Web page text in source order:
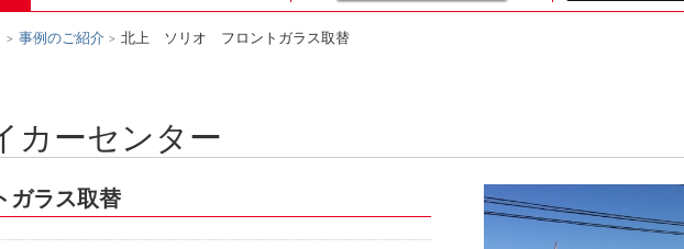
事例のご紹介 北上 ソリオ フロントガラス取替
カーセンター
ラス取替